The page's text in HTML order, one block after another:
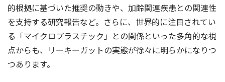
的根拠に基づいた推奨の動きや、加齢関連疾患との関連性
を支持する研究報告など。さらに、世界的に注目されてい
る「マイクロプラスチック」との関係といった多角的な視
点からも、リーキーガットの実態が徐々に明らかになりつ
つあります。